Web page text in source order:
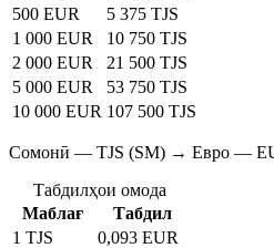
500 EUR
5 375 TJS
1 000 EUR
10 750 TJS
2 000 EUR
21 500 TJS
5 000 EUR
53 750 TJS
10 000 EUR 107 500 TJS
Сомонӣ — TJS (SM) → Евро —
Табдилҳои омода
Маблағ
Табдил
1 TJS
0,093 EUR